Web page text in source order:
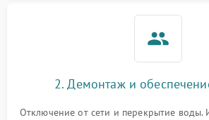
2. Демонтаж и
Отключение от сети и перекрытие воды.